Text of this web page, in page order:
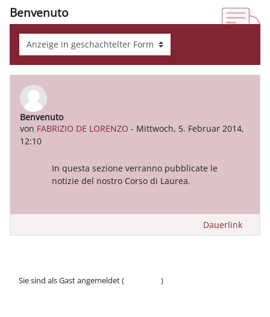
Benvenuto
Anzeigemodus
Benvenuto
von FABRIZIO DE LORENZO - Mittwoch, 5. Februar 2014,
12:10
Anzahl Antworten: 0
In questa sezione verranno pubblicate le
notizie del nostro Corso di Laurea.
Dauerlink
Sie sind als Gast angemeldet (
)